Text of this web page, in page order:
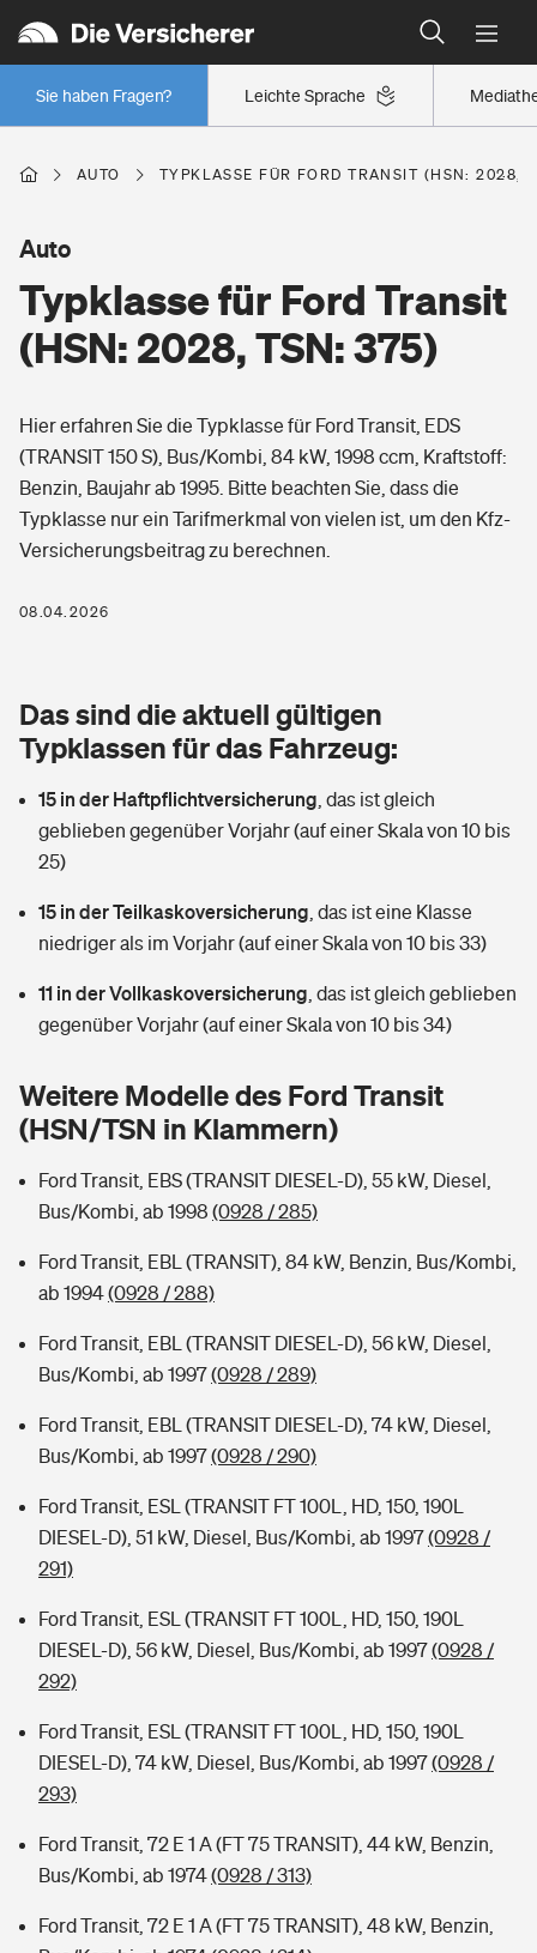
Leichte Sprache
Sie haben Fragen?
Wer versichert was: Jetzt Versicherer finden
Regionalklassen: So ist Ihre Region eingestuft
Wer versichert was: Jetzt Versicherer finden
Berufsunfähigkeitsversicherung
Erwerbsunfähigkeitsversicherung
Grundfähigkeitsversicherung
Arbeitsrechtsschutz
Berufshaftpflichtversicherung
Zur Übersicht
Tools
Wer versichert was: Jetzt Versicherer finden
Sie haben Fragen?
Wohnen
Elementarversicherung
Glasversicherung
Mietkautionsversicherung
Restkreditversicherung
Hochwasser-Check: Wie gefährdet ist Ihr Haus?
Wer versichert was: Jetzt Versicherer finden
Sie haben Fragen?
Freizeit
Pri­vate Haft­pflicht­
Kinderunfall­ver­si­che­rung
Kinderinvalidität
Hundehalter-Haftpflicht
Private Cyberversicherung
Musikinstrumentenversicherung
Zur Übersicht
Tools
Kinderunfall-Check: Mehr Sicherheit für deine Kids
Sie haben Fragen?
Gesundheit
Private Krankenversicherung
Dread-Disease-Versicherung
Tierkrankenversicherung
Zur Übersicht
Tools
Wer versichert was: Jetzt Versicherer finden
Sie haben Fragen?
Rentenrechner: Wie viel Geld bekomme ich im Alter?
AUTO TYPKLASSE FÜR FORD TRANSIT (HSN: 2028,
Typklasse für Ford Transit
(HSN: 2028, TSN: 375)
Auto
Hier erfahren Sie die Typklasse für Ford Transit, EDS
(TRANSIT 150 S), Bus/Kombi, 84 kW, 1998 ccm, Kraftstoff:
Benzin, Baujahr ab 1995. Bitte beachten Sie, dass die
Typklasse nur ein Tarifmerkmal von vielen ist, um den Kfz-
Versicherungsbeitrag zu berechnen.
08.04.2026
Das sind die aktuell gültigen
Typklassen für das Fahrzeug:
15 in der Haftpflichtversicherung das ist gleich
geblieben gegenüber Vorjahr (auf einer Skala von 10 bis
25)
15 in der Teilkaskoversicherung das ist eine Klasse
niedriger als im Vorjahr (auf einer Skala von 10 bis 33)
11 in der Vollkaskoversicherung das ist gleich geblieben
gegenüber Vorjahr (auf einer Skala von 10 bis 34)
Weitere Modelle des Ford Transit
(HSN/TSN in Klammern)
Ford Transit, EBS (TRANSIT DIESEL-D), 55 kW, Diesel,
Bus/Kombi, ab 1998 (0928 / 285)
Ford Transit, EBL (TRANSIT), 84 kW, Benzin, Bus/Kombi,
ab 1994(0928 / 288)
Ford Transit, EBL (TRANSIT DIESEL-D), 56 kW, Diesel,
Bus/Kombi, ab 1997(0928 / 289)
Ford Transit, EBL (TRANSIT DIESEL-D), 74 kW, Diesel,
Bus/Kombi, ab 1997(0928 / 290)
Ford Transit, ESL (TRANSIT FT 100L, HD, 150, 190L
DIESEL-D), 51 kW, Diesel, Bus/Kombi, ab 1997(0928 /
291)
Ford Transit, ESL (TRANSIT FT 100L, HD, 150, 190L
DIESEL-D), 56 kW, Diesel, Bus/Kombi, ab 1997(0928 /
292)
Ford Transit, ESL (TRANSIT FT 100L, HD, 150, 190L
DIESEL-D), 74 kW, Diesel, Bus/Kombi, ab 1997(0928 /
293)
Ford Transit, 72 E 1 A (FT 75 TRANSIT), 44 kW, Benzin,
Bus/Kombi, ab 1974(0928 / 313)
Ford Transit, 72 E 1 A (FT 75 TRANSIT), 48 kW, Benzin,